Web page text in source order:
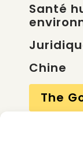
Santé
Chine
The